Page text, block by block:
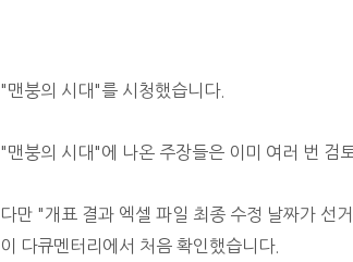
"맨붕의 시대"를 시청했습니다.
"맨붕의 시대"에 나온 주장들은 이미 여러 번 검
다만 "개표 결과 엑셀 파일 최종 수정 날짜가선거
이 다큐멘터리에서 처음 확인했습니다.